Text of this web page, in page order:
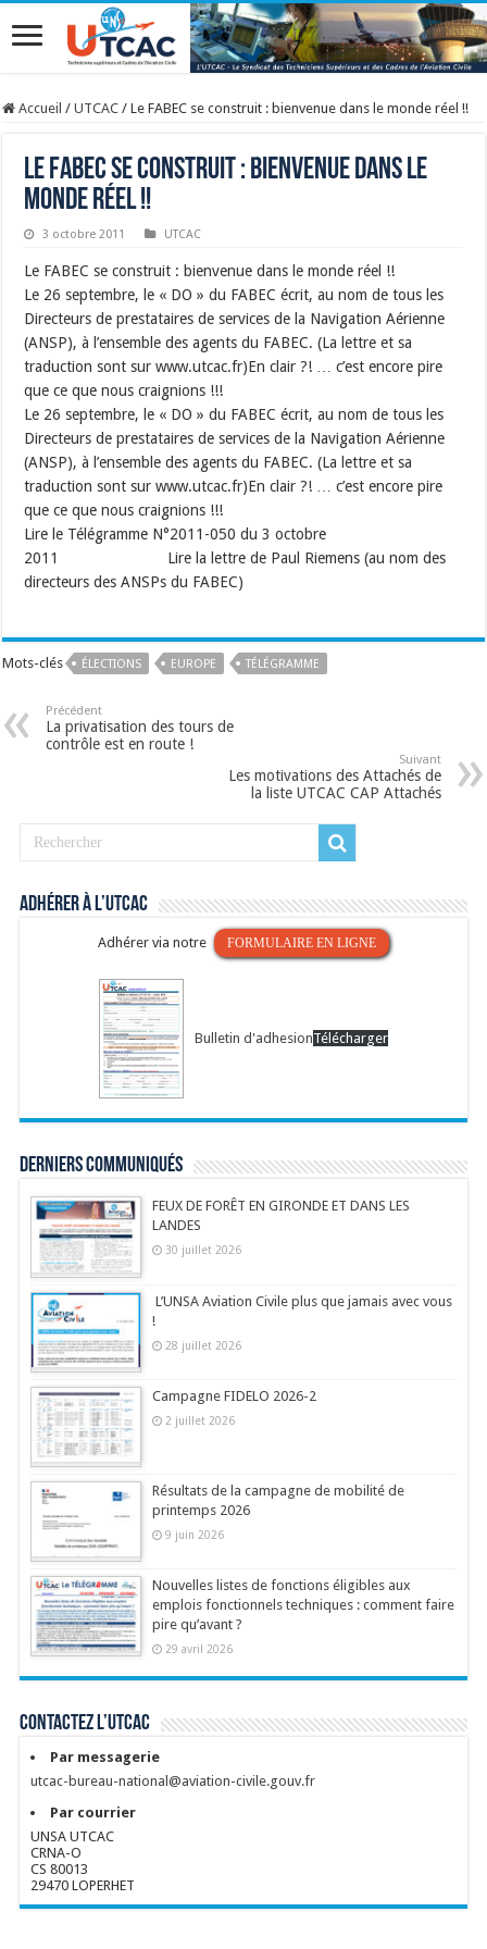
Accueil / UTCAC / Le FABEC se construit : bienvenue dans le monde réel !!
Le FABEC se construit : bienvenue dans le
monde réel !!
3 octobre 2011 UTCAC
Le FABEC se construit : bienvenue dans le monde réel !!
Le 26 septembre, le « DO » du FABEC écrit, au nom de tous les
Directeurs de prestataires de services de la Navigation Aérienne
(ANSP), à l’ensemble des agents du FABEC. (La lettre et sa
traduction sont sur www.utcac.fr)En clair ?! … c’est encore pire
que ce que nous craignions !!!
Le 26 septembre, le « DO » du FABEC écrit, au nom de tous les
Directeurs de prestataires de services de la Navigation Aérienne
(ANSP), à l’ensemble des agents du FABEC. (La lettre et sa
traduction sont sur www.utcac.fr)En clair ?! … c’est encore pire
que ce que nous craignions !!!
Lire le Télégramme N°2011-050 du 3 octobre
2011 Lire la lettre de Paul Riemens (au nom des
directeurs des ANSPs du FABEC)
Mots-clés ÉLECTIONS EUROPE TÉLÉGRAMME
Précédent
La privatisation des tours de
contrôle est en route !
Suivant
Les motivations des Attachés de
la liste UTCAC CAP Attachés
Adhérer à l’UTCAC
Adhérer via notre FORMULAIRE EN LIGNE
Bulletin d'adhesionTélécharger
Derniers communiqués
FEUX DE FORÊT EN GIRONDE ET DANS LES
LANDES
30 juillet 2026
L’UNSA Aviation Civile plus que jamais avec vous
!
28 juillet 2026
Campagne FIDELO 2026-2
2 juillet 2026
Résultats de la campagne de mobilité de
printemps 2026
9 juin 2026
Nouvelles listes de fonctions éligibles aux
emplois fonctionnels techniques : comment faire
pire qu’avant ?
29 avril 2026
Contactez l’UTCAC
Par messagerie
utcac-bureau-national@aviation-civile.gouv.fr
Par courrier
UNSA UTCAC
CRNA-O
CS 80013
29470 LOPERHET